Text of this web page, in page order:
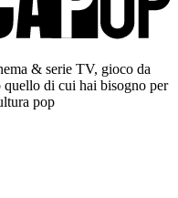
& serie TV, gioco da
di cui hai bisogno per
pop